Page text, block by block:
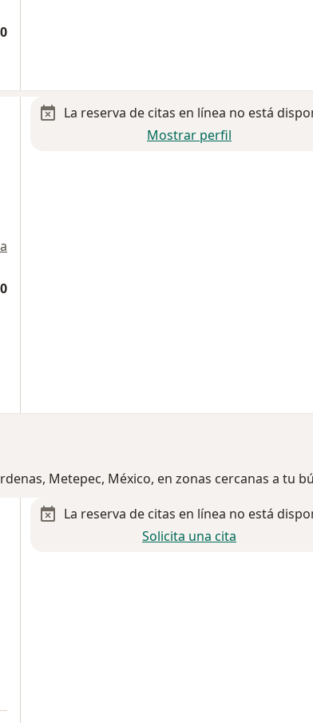
La reserva de citas en línea no está
Mostrar perfil
Metepec, México, en zonas cercanas a tu
La reserva de citas en línea no está
Solicita una cita